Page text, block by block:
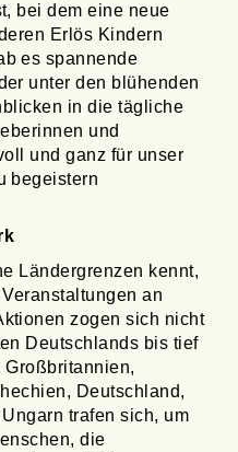
bei dem eine neue
Erlös Kindern
es spannende
unter den blühenden
in die tägliche
und
und ganz für unser
begeistern
Ländergrenzen kennt,
an
zogen sich nicht
Deutschlands bis tief
Großbritannien,
Deutschland,
trafen sich, um
die